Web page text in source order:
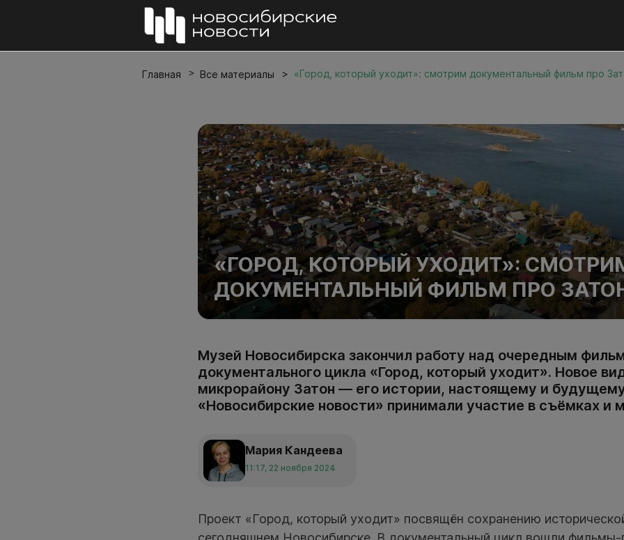
Главная Все материалы «Город, который уходит»: смотрим документальный фильм про
«ГОРОД, КОТОРЫЙ УХОДИТ»:
ДОКУМЕНТАЛЬНЫЙ ФИЛЬМ ПРО
Музей Новосибирска закончил работу над очередным
документального цикла «Город, который уходит». Новое
микрорайону Затон — его истории, настоящему и
«Новосибирские новости» принимали участие в съёмках и
Мария Кандеева
11:17, 22 ноября 2024
Проект «Город, который уходит» посвящён сохранению